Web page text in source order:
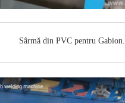
Sârmă din PVC pentru Gabion.